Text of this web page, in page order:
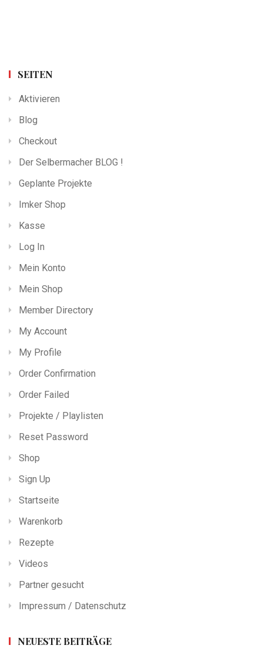
SEITEN
Aktivieren
Blog
Checkout
Der Selbermacher BLOG !
Geplante Projekte
Imker Shop
Kasse
Log In
Mein Konto
Mein Shop
Member Directory
My Account
My Profile
Order Confirmation
Order Failed
Projekte / Playlisten
Reset Password
Shop
Sign Up
Startseite
Warenkorb
Rezepte
Videos
Partner gesucht
Impressum / Datenschutz
NEUESTE BEITRÄGE